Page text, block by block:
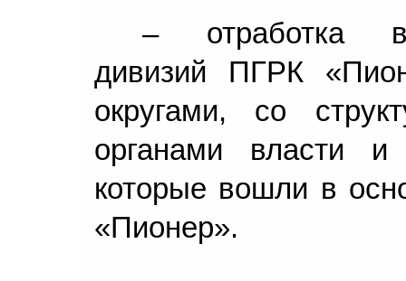
– отработка
дивизий ПГРК
округами, со
органами власти и
которые вошли в
«Пионер».